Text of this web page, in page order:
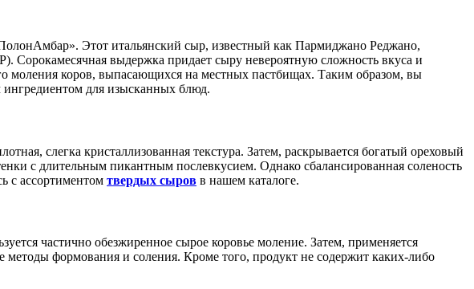
Этот итальянский сыр, известный как Пармиджано Реджано,
Сорокамесячная выдержка придает сыру невероятную сложность вкуса и
моления коров, выпасающихся на местных пастбищах. Таким образом, вы
ингредиентом для изысканных блюд.
слегка кристаллизованная текстура. Затем, раскрывается богатый ореховый
с длительным пикантным послевкусием. Однако сбалансированная соленость
с ассортиментом твердых сыров в нашем каталоге.
частично обезжиренное сырое коровье моление. Затем, применяется
формования и соления. Кроме того, продукт не содержит каких-либо